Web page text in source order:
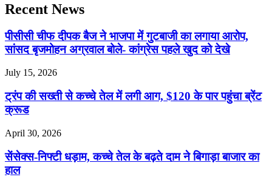
Recent News
पीसीसी चीफ दीपक बैज ने भाजपा में गुटबाजी का लगाया आरोप,
सांसद बृजमोहन अग्रवाल बोले- कांग्रेस पहले खुद को देखे
July 15, 2026
ट्रंप की सख्ती से कच्चे तेल में लगी आग, $120 के पार पहुंचा ब्रेंट
क्रूड
April 30, 2026
सेंसेक्स-निफ्टी धड़ाम, कच्चे तेल के बढ़ते दाम ने बिगाड़ा बाजार का
हाल